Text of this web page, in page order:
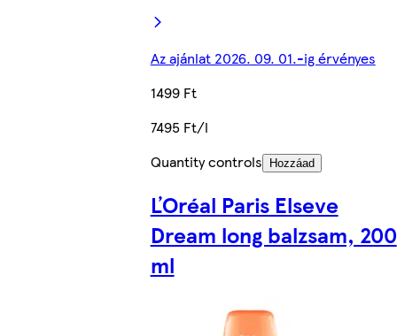
Az ajánlat 2026. 09. 01.-ig érvényes
1499 Ft
7495 Ft/l
Quantity controls
Hozzáad
ĽOréal Paris Elseve
Dream long balzsam, 200
ml